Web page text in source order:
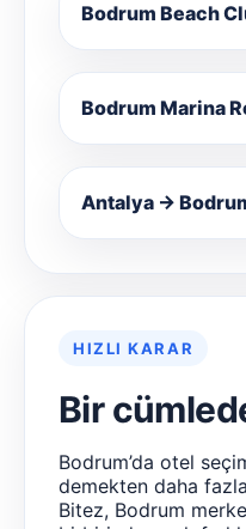
Bodrum Beach
Bodrum Marina
Antalya →
HIZLI KARAR
Bir
Bodrum’da otel
demekten daha
Bitez, Bodrum